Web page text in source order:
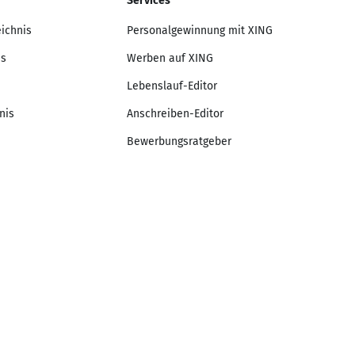
Personalgewinnung mit XING
Werben auf XING
Lebenslauf-Editor
Anschreiben-Editor
Bewerbungsratgeber